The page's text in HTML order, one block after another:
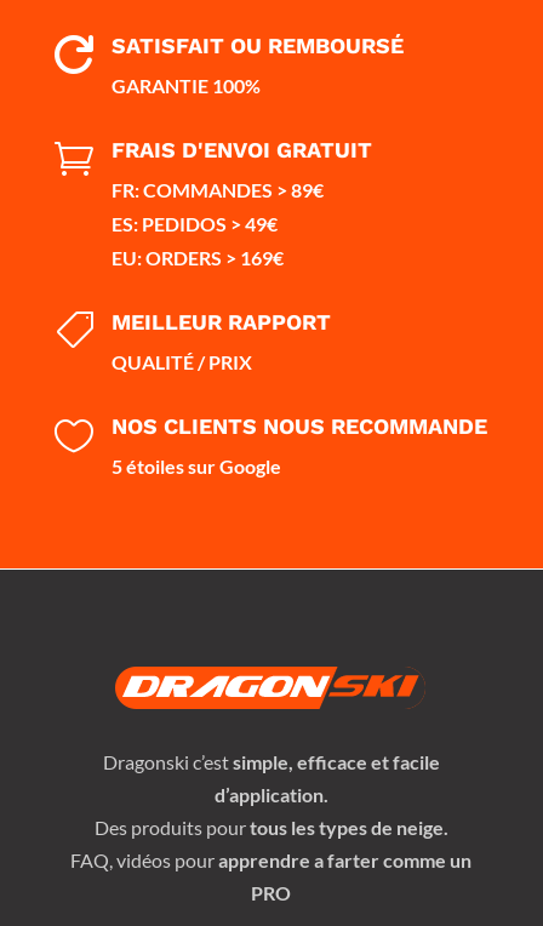
 SATISFAIT OU REMBOURSÉ
GARANTIE 100%
 FRAIS D'ENVOI GRATUIT
FR: COMMANDES > 89€
ES: PEDIDOS > 49€
EU: ORDERS > 169€
 MEILLEUR RAPPORT
QUALITÉ / PRIX
 NOS CLIENTS NOUS RECOMMANDE
5 étoiles sur Google
Dragonski c’estsimple, efficace et facile
d’application.
Des produits pourtous les types de neige.
FAQ, vidéos pourapprendre a farter comme un
PRO